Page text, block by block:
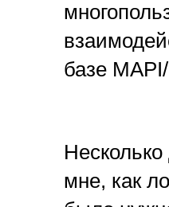
базе
мне, как